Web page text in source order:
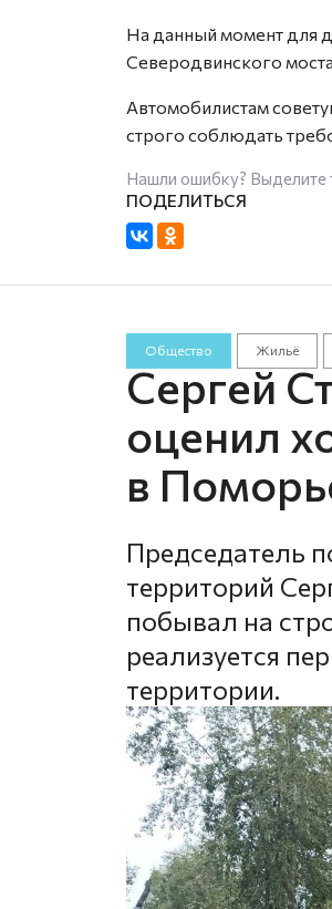
На данный момент для
Северодвинского
Автомобилистам
строго соблюдать
Нашли ошибку? Выделите
Общество Жильё
Сергей
оценил
в
Председатель
территорий
побывал на
реализуется
территории.